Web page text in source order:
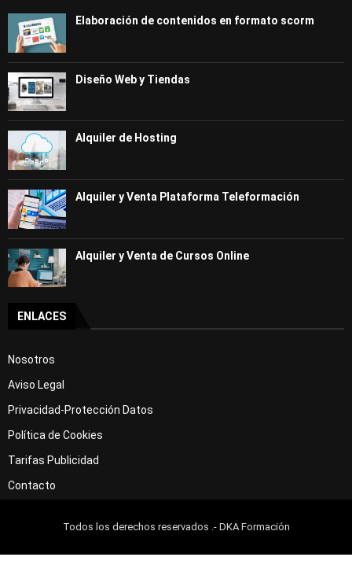
Elaboración de contenidos en formato scorm
Diseño Web y Tiendas
Alquiler de Hosting
Alquiler y Venta Plataforma Teleformación
Alquiler y Venta de Cursos Online
ENLACES
Nosotros
Aviso Legal
Privacidad-Protección Datos
Política de Cookies
Tarifas Publicidad
Contacto
Todos los derechos reservados .- DKA Formación